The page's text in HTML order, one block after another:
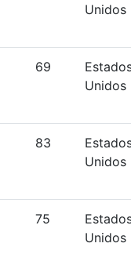
Unidos
69
Unidos
83
Unidos
75
Unidos